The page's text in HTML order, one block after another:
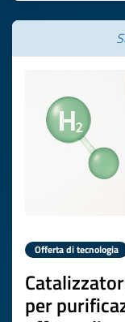
Offerta di tecnologia
per